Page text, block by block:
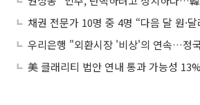
채권 전문가 10명 중 4명 “다음 달 원·
우리은행 "외환시장 '비상'의 연속…정